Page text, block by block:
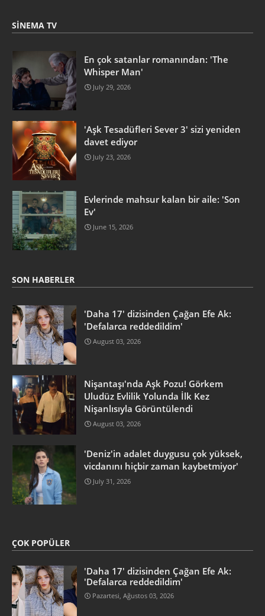
SINEMA TV
En çok satanlar romanından: 'The
Whisper Man'
July 29, 2026
'Aşk Tesadüfleri Sever 3' sizi yeniden
davet ediyor
July 23, 2026
Evlerinde mahsur kalan bir aile: 'Son
Ev'
June 15, 2026
SON HABERLER
'Daha 17' dizisinden Çağan Efe Ak:
'Defalarca reddedildim'
August 03, 2026
Nişantaşı'nda Aşk Pozu! Görkem
Uludüz Evlilik Yolunda İlk Kez
Nişanlısıyla Görüntülendi
August 03, 2026
'Deniz'in adalet duygusu çok yüksek,
vicdanını hiçbir zaman kaybetmiyor'
July 31, 2026
ÇOK POPÜLER
'Daha 17' dizisinden Çağan Efe Ak:
'Defalarca reddedildim'
Pazartesi, Ağustos 03, 2026